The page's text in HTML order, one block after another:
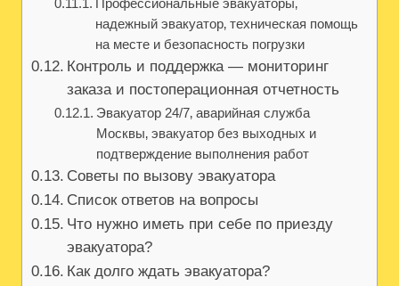
Профессиональные эвакуаторы‚
надежный эвакуатор‚ техническая помощь
на месте и безопасность погрузки
Контроль и поддержка — мониторинг
заказа и постоперационная отчетность
Эвакуатор 24/7‚ аварийная служба
Москвы‚ эвакуатор без выходных и
подтверждение выполнения работ
Советы по вызову эвакуатора
Список ответов на вопросы
Что нужно иметь при себе по приезду
эвакуатора?
Как долго ждать эвакуатора?